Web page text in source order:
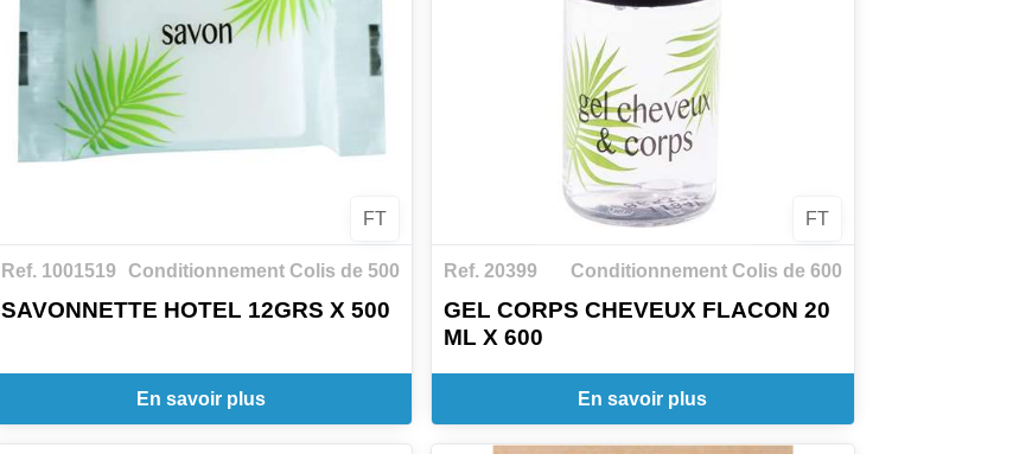
FT
Ref. 1001519 Conditionnement Colis de 500
SAVONNETTE HOTEL 12GRS X 500
En savoir plus
FT
Ref. 20399 Conditionnement Colis de 600
GEL CORPS CHEVEUX FLACON 20
ML X 600
En savoir plus